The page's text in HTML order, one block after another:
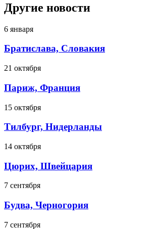
Другие новости
6 января
Братислава, Словакия
21 октября
Париж, Франция
15 октября
Тилбург, Нидерланды
14 октября
Цюрих, Швейцария
7 сентября
Будва, Черногория
7 сентября